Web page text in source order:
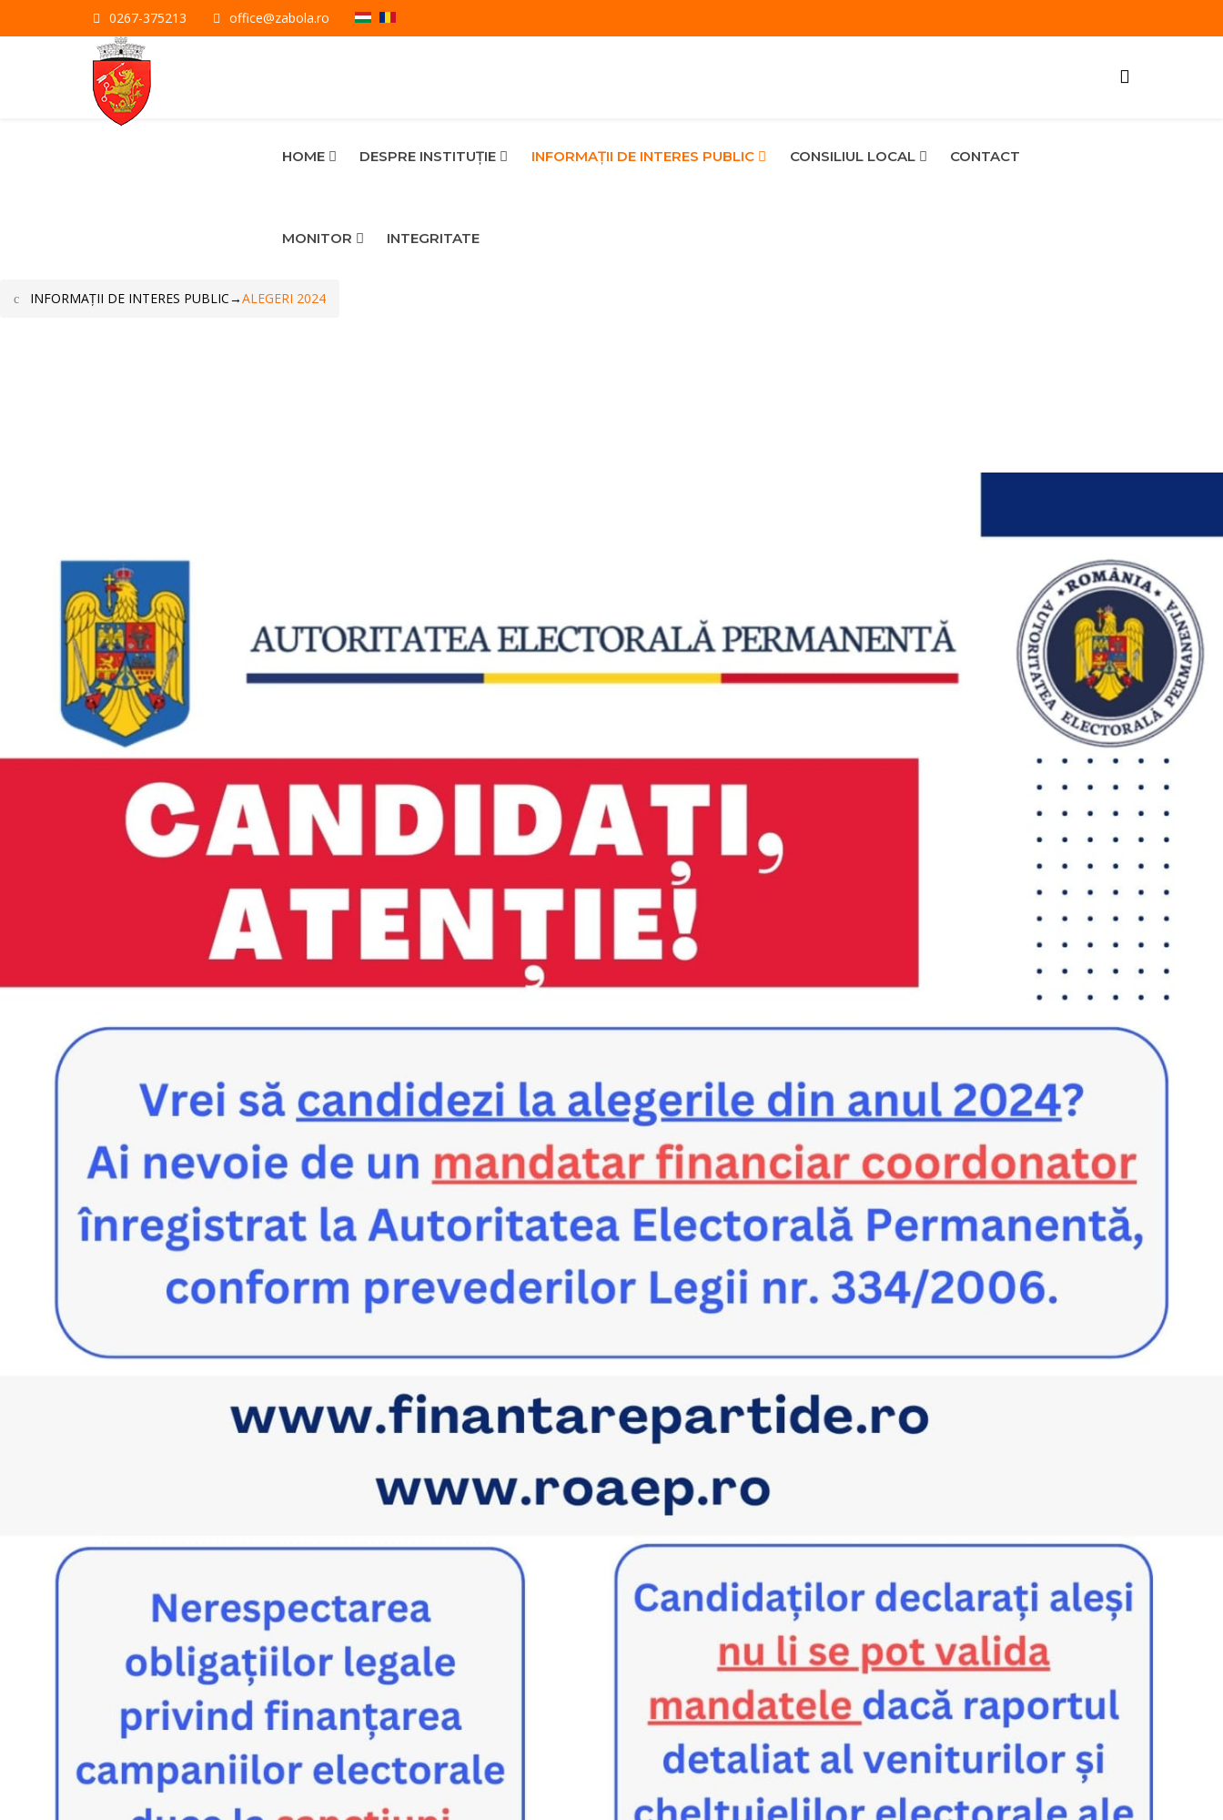
0267-375213 office@zabola.ro
HOME DESPRE INSTITUȚIE INFORMAŢII DE INTERES PUBLIC CONSILIUL LOCAL CONTACT
MONITOR INTEGRITATE
INFORMAŢII DE INTERES PUBLIC→ALEGERI 2024